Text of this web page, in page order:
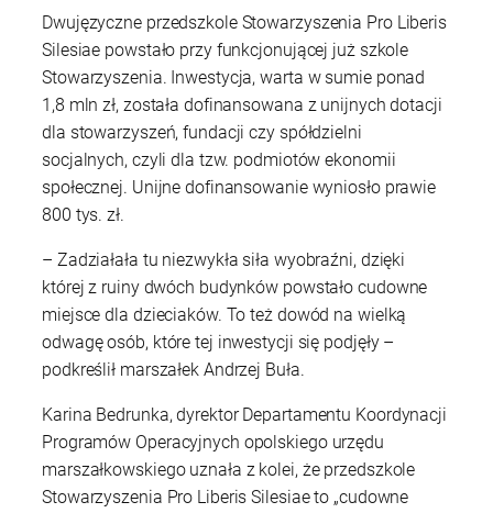
Dwujęzyczne przedszkole Stowarzyszenia Pro Liberis
Silesiae powstało przy funkcjonującej już szkole
Stowarzyszenia. Inwestycja, warta w sumie ponad
1,8 mln zł, została dofinansowana z unijnych dotacji
dla stowarzyszeń, fundacji czy spółdzielni
socjalnych, czyli dla tzw. podmiotów ekonomii
społecznej. Unijne dofinansowanie wyniosło prawie
800 tys. zł.
– Zadziałała tu niezwykła siła wyobraźni, dzięki
której z ruiny dwóch budynków powstało cudowne
miejsce dla dzieciaków. To też dowód na wielką
odwagę osób, które tej inwestycji się podjęły –
podkreślił marszałek Andrzej Buła.
Karina Bedrunka, dyrektor Departamentu Koordynacji
Programów Operacyjnych opolskiego urzędu
marszałkowskiego uznała z kolei, że przedszkole
Stowarzyszenia Pro Liberis Silesiae to „cudowne